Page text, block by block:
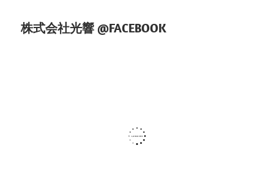
株式会社光響 @FACEBOOK